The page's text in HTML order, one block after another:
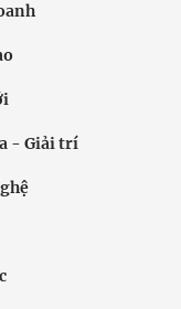
- Giải trí